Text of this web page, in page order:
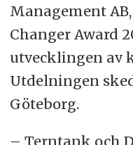
Management
Changer Award
utvecklingen av
Utdelningen
Göteborg.
– Terntank och